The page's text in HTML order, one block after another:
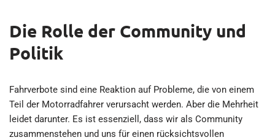
Die Rolle der Community und
Politik
Fahrverbote sind eine Reaktion auf Probleme, die von einem
Teil der Motorradfahrer verursacht werden. Aber die Mehrheit
leidet darunter. Es ist essenziell, dass wir als Community
zusammenstehen und uns für einen rücksichtsvollen